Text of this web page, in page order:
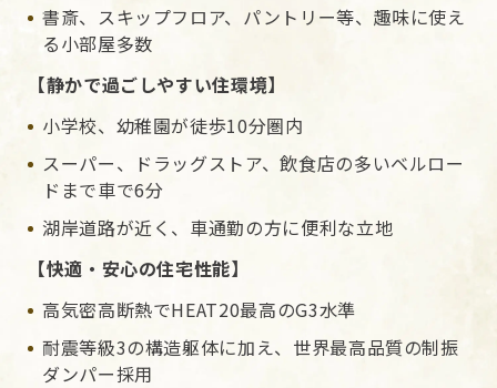
書斎、スキップフロア、パントリー等、趣味に使え
る小部屋多数
【静かで過ごしやすい住環境】
小学校、幼稚園が徒歩10分圏内
スーパー、ドラッグストア、飲食店の多いベルロー
ドまで車で6分
湖岸道路が近く、車通勤の方に便利な立地
【快適・安心の住宅性能】
高気密高断熱でHEAT20最高のG3水準
耐震等級3の構造躯体に加え、世界最高品質の制振
ダンパー採用